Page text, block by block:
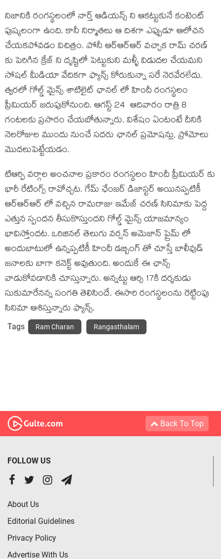
నిజానికి రంగస్థలంలో నార్త్ ఆడియన్స్ ని ఆకట్టుకునే కంటెంట్
పుష్కలంగా ఉంది. కానీ నిర్మాతలు ఆ దిశగా ఎప్పుడూ ఆలోచన
చేయకపోవడం విచిత్రం. పోనీ ఆర్ఆర్ఆర్ వచ్చాక రామ్ చరణ్
కు పెరిగిన క్రేజ్ ని దృష్టిలో పెట్టుకుని మళ్ళీ విడుదల చేయమని
సోషల్ మీడియా వేదికగా ఫ్యాన్స్ కోరుకున్నా సరే నెరవేరలేదు.
త్వరలో గోల్డ్ మైన్స్ శాటిలైట్ ఛానల్ లో హిందీ రంగస్థలం
ప్రీమియర్ జరుపుకోనుంది. ఆగస్ట్ 24 ఆదివారం రాత్రి 8
గంటలకు ప్రసారం చేయబోతున్నారు. విశేషం ఏంటంటే దీనికి
నెలరోజుల ముందు నుంచే సదరు ఛానల్ ప్రమోషన్లు, ప్రోమోలు
మొదలుపెట్టేయడం.
టిఆర్పి వర్గాల అంచనాల ప్రకారం రంగస్థలం హిందీ ప్రీమియర్ కు
భారీ రేటింగ్స్ రావోచ్చట. గేమ్ ఛేంజర్ డిజాస్టర్ అయినప్పటికీ
ఆర్ఆర్ఆర్ లో వచ్చిన రామరాజు ఇమేజ్ చరణ్ సినిమాకు పెద్ద
ఎత్తున స్పందన తీసుకొస్తుందని గోల్డ్ మైన్స్ యాజమాన్యం
భావిస్తోందట. ఒరిజినల్ తెలుగు వర్షన్ అమెజాన్ ప్రైమ్ లో
అందుబాటులో ఉన్నప్పటికీ హిందీ డబ్బింగ్ తో చూస్తే బాలీవుడ్
జనాలకు బాగా కనెక్ట్ అవుతుంది. అందుకే ఈ ఛాన్స్
వాడుకోవడానికి చూస్తున్నారు. అన్నట్టు ఆర్సి 17కి దర్శకుడు
సుకుమారేనన్న సంగతి తెలిసిందే. ఈసారి రంగస్థలంను రెట్టింపు
సినిమా ఆశిస్తున్నారు ఫ్యాన్స్.
Tags Ram Charan Rangasthalam
Back To Top
FOLLOW US
About Us
Editorial Guidelines
Privacy Policy
Advertise With Us